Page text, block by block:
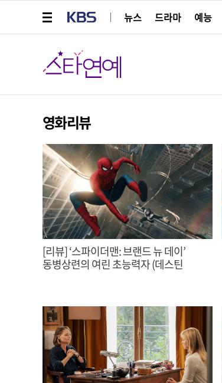
뉴스
드라마 예능
스타연예
영화리뷰
[리뷰] ‘스파이더맨: 브랜드 뉴 데이’
동병상련의 여린 초능력자 (데스틴